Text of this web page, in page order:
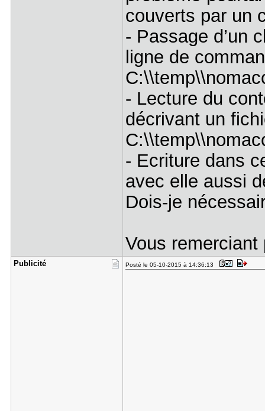
couverts par un
- Passage d’un
ligne de
- Lecture du
décrivant un
- Ecriture dans
avec elle aussi
Dois-je
Vous remerciant
Publicité Posté le 05-10-2015 à 14:36:13